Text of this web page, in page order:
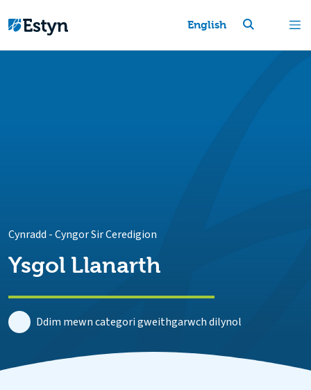
English
Cynradd -Cyngor Sir Ceredigion
Ysgol Llanarth
Ddim mewn categori gweithgarwch dilynol